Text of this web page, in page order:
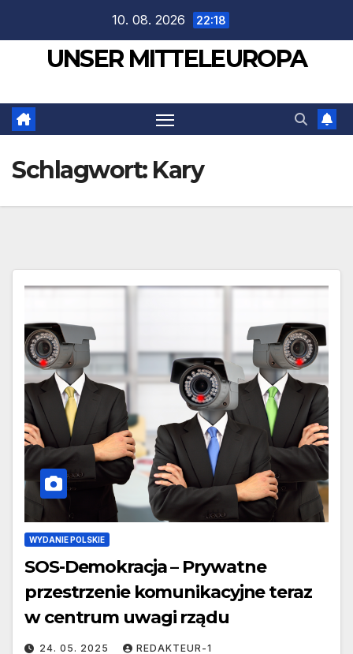
springen
10. 08. 2026 22:18
UNSER MITTELEUROPA
Schlagwort: Kary
WYDANIE POLSKIE
SOS-Demokracja – Prywatne
przestrzenie komunikacyjne teraz
w centrum uwagi rządu
24. 05. 2025 REDAKTEUR-1